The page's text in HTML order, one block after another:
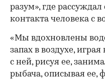
разум», где
контакта человека с
«Мы вдохновлены
запах в воздухе,
с ней, рисуя ее,
рыбача, описывая ее,